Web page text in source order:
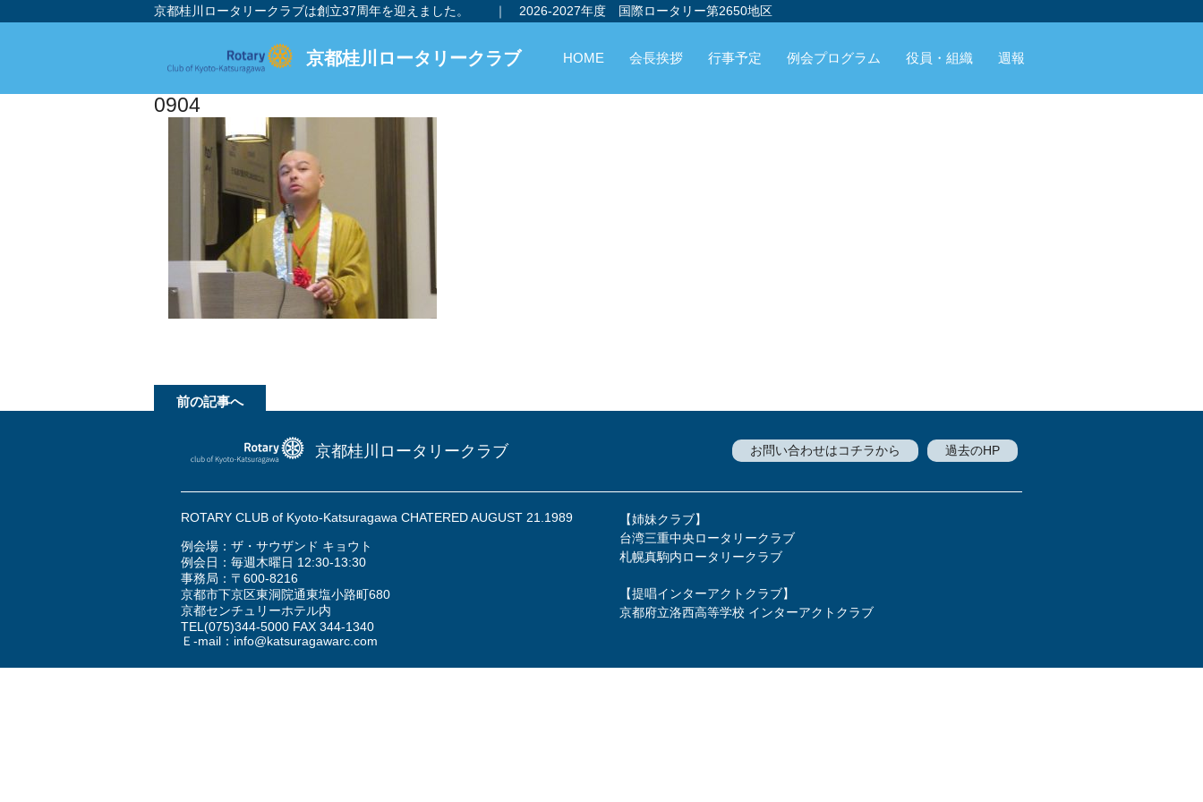
京都桂川ロータリークラブは創立37周年を迎えました。 ｜ 2026-2027年度 国際ロータリー第2650地区
京都桂川ロータリークラブ HOME 会長挨拶 行事予定 例会プログラム 役員・組織 週報
0904
前の記事へ
京都桂川ロータリークラブ 過去のHP
お問い合わせはコチラから
ROTARY CLUB of Kyoto-Katsuragawa CHATERED AUGUST 21.1989
例会場：ザ・サウザンド キョウト
例会日：毎週木曜日 12:30-13:30
事務局：〒600-8216
京都市下京区東洞院通東塩小路町680
京都センチュリーホテル内
TEL (075)344-5000 FAX 344-1340
Ｅ-mail： info@katsuragawarc.com
【姉妹クラブ】
台湾三重中央ロータリークラブ
札幌真駒内ロータリークラブ
【提唱インターアクトクラブ】
京都府立洛西高等学校 インターアクトクラブ